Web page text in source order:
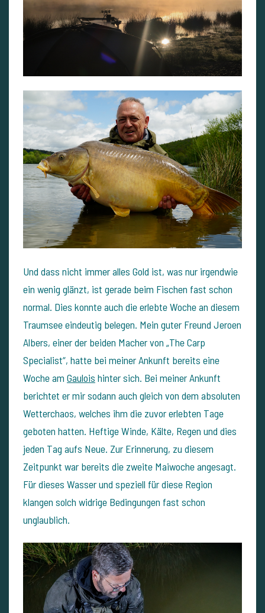
Und dass nicht immer alles Gold ist, was nur irgendwie
ein wenig glänzt, ist gerade beim Fischen fast schon
normal. Dies konnte auch die erlebte Woche an diesem
Traumsee eindeutig belegen. Mein guter Freund Jeroen
Albers, einer der beiden Macher von „The Carp
Specialist“, hatte bei meiner Ankunft bereits eine
Woche am Gaulois hinter sich. Bei meiner Ankunft
berichtet er mir sodann auch gleich von dem absoluten
Wetterchaos, welches ihm die zuvor erlebten Tage
geboten hatten. Heftige Winde, Kälte, Regen und dies
jeden Tag aufs Neue. Zur Erinnerung, zu diesem
Zeitpunkt war bereits die zweite Maiwoche angesagt.
Für dieses Wasser und speziell für diese Region
klangen solch widrige Bedingungen fast schon
unglaublich.